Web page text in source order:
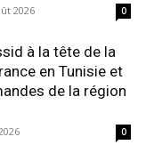
2026 0
à la tête de la
en Tunisie et
de la région
0